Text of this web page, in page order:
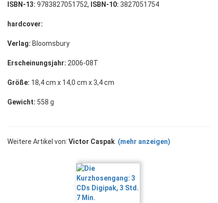
ISBN-13: 9783827051752, ISBN-10: 3827051754
hardcover:
Verlag: Bloomsbury
Erscheinungsjahr: 2006-08T
Größe: 18,4 cm x 14,0 cm x 3,4 cm
Gewicht: 558 g
Weitere Artikel von: Victor Caspak (mehr anzeigen)